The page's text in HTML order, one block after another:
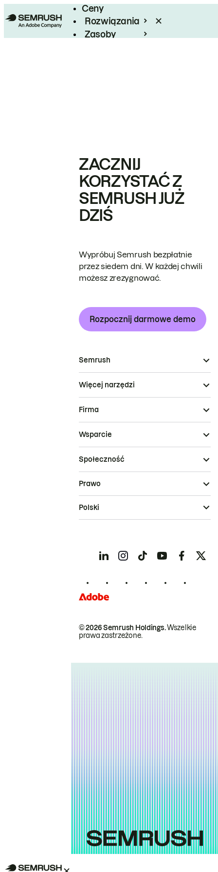
Ceny
Rozwiązania
Zasoby
ZACZNIJ
KORZYSTAĆ Z
SEMRUSH JUŻ
DZIŚ
Wypróbuj Semrush bezpłatnie
przez siedem dni. W każdej chwili
możesz zrezygnować.
Rozpocznij darmowe demo
Semrush
Więcej narzędzi
Firma
Wsparcie
Społeczność
© 2026 Semrush Holdings.Wszelkie
prawa zastrzeżone.
Prawo
Polski